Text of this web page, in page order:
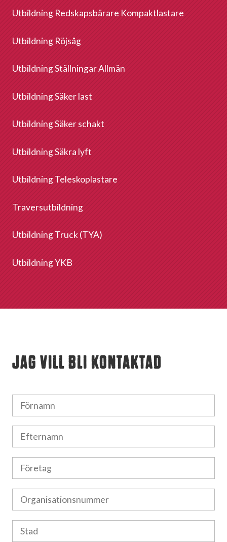
Utbildning Redskapsbärare Kompaktlastare
Utbildning Röjsåg
Utbildning Ställningar Allmän
Utbildning Säker last
Utbildning Säker schakt
Utbildning Säkra lyft
Utbildning Teleskoplastare
Traversutbildning
Utbildning Truck (TYA)
Utbildning YKB
JAG VILL BLI KONTAKTAD